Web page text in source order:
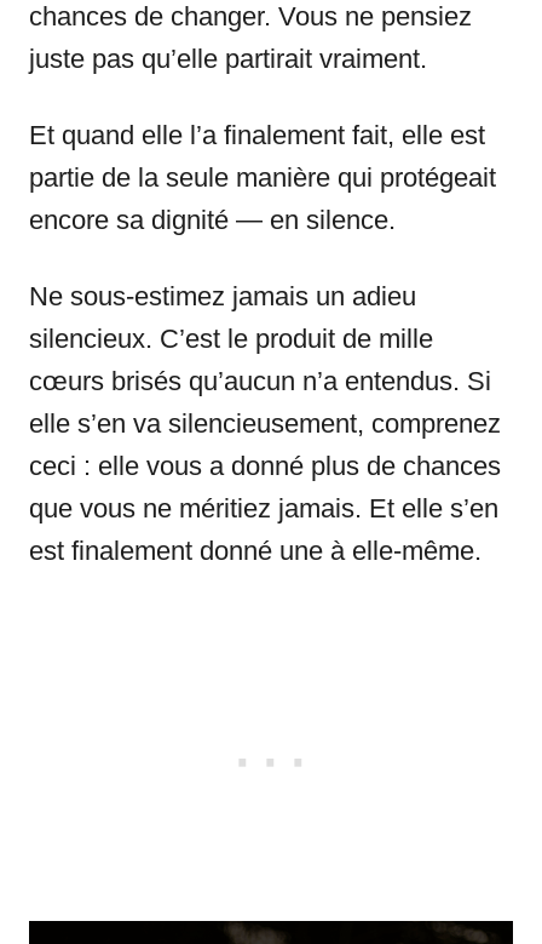
chances de changer. Vous ne pensiez
juste pas qu’elle partirait vraiment.
Et quand elle l’a finalement fait, elle est
partie de la seule manière qui protégeait
encore sa dignité — en silence.
Ne sous-estimez jamais un adieu
silencieux. C’est le produit de mille
cœurs brisés qu’aucun n’a entendus. Si
elle s’en va silencieusement, comprenez
ceci : elle vous a donné plus de chances
que vous ne méritiez jamais. Et elle s’en
est finalement donné une à elle-même.